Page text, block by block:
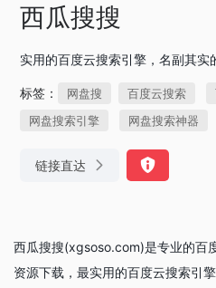
西瓜搜搜
实用的百度云搜索引擎，名副其实
标签： 网盘搜 百度云搜索
网盘搜索引擎
网盘搜索神器
链接直达
西瓜搜搜(xgsoso.com)是专业的百
资源下载，最实用的百度云搜索引